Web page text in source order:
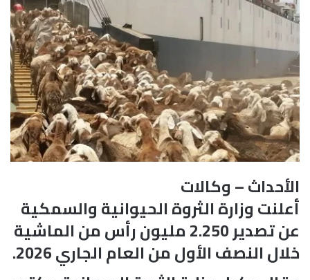
الأحداث – وكالات
أعلنت وزارة الثروة الحيوانية والسمكية
عن تصدير 2.250 مليون رأس من الماشية
خلال النصف الأول من العام الجاري 2026.